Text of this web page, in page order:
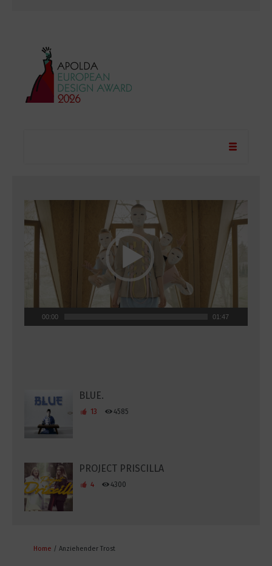
00:00 01:47
BLUE.
13 4585
PROJECT PRISCILLA
4 4300
Home / Anziehender Trost